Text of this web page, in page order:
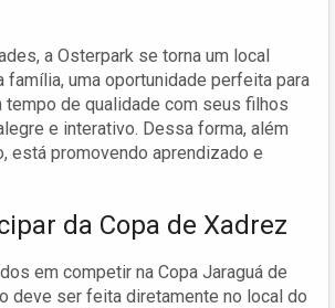
a Osterpark se torna um local
família, uma oportunidade perfeita para
de qualidade com seus filhos
e interativo. Dessa forma, além
está promovendo aprendizado e
da Copa de Xadrez
em competir na Copa Jaraguá de
deve ser feita diretamente no local do